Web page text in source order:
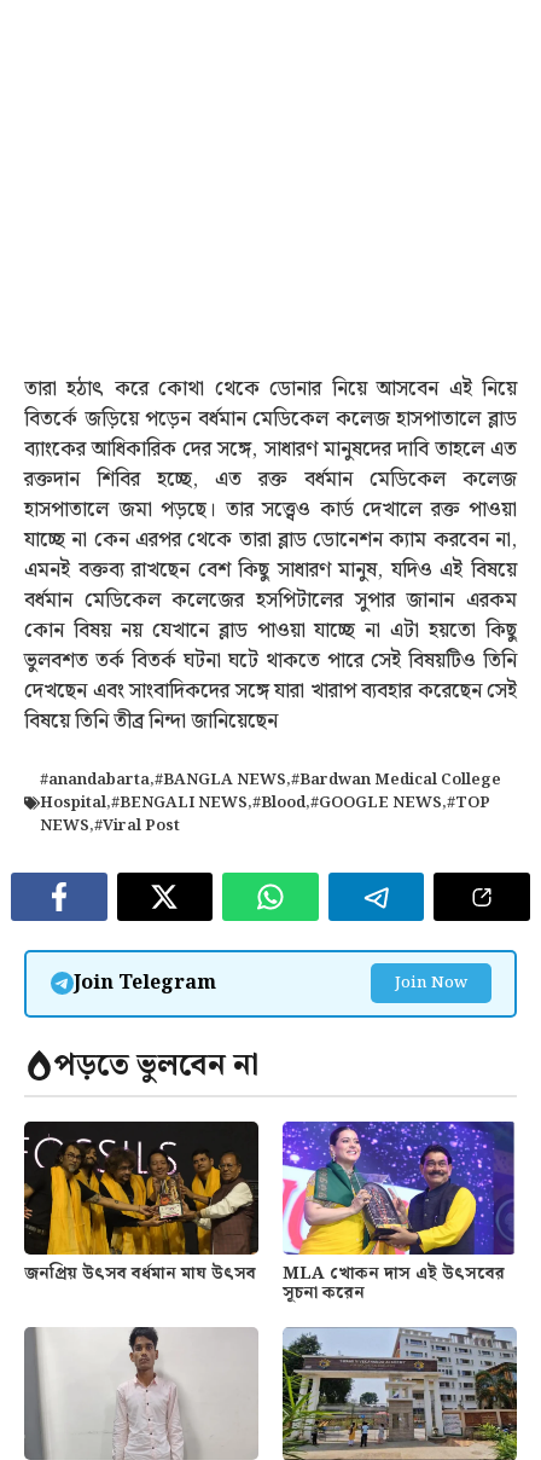
তারা হঠাৎ করে কোথা থেকে ডোনার নিয়ে আসবেন এই নিয়ে
বিতর্কে জড়িয়ে পড়েন বর্ধমান মেডিকেল কলেজ হাসপাতালে ব্লাড
ব্যাংকের আধিকারিক দের সঙ্গে, সাধারণ মানুষদের দাবি তাহলে এত
রক্তদান শিবির হচ্ছে, এত রক্ত বর্ধমান মেডিকেল কলেজ
হাসপাতালে জমা পড়ছে। তার সত্ত্বেও কার্ড দেখালে রক্ত পাওয়া
যাচ্ছে না কেন এরপর থেকে তারা ব্লাড ডোনেশন ক্যাম করবেন না,
এমনই বক্তব্য রাখছেন বেশ কিছু সাধারণ মানুষ, যদিও এই বিষয়ে
বর্ধমান মেডিকেল কলেজের হসপিটালের সুপার জানান এরকম
কোন বিষয় নয় যেখানে ব্লাড পাওয়া যাচ্ছে না এটা হয়তো কিছু
ভুলবশত তর্ক বিতর্ক ঘটনা ঘটে থাকতে পারে সেই বিষয়টিও তিনি
দেখছেন এবং সাংবাদিকদের সঙ্গে যারা খারাপ ব্যবহার করেছেন সেই
বিষয়ে তিনি তীব্র নিন্দা জানিয়েছেন
#anandabarta,#BANGLA NEWS,#Bardwan Medical College
Hospital,#BENGALI NEWS,#Blood,#GOOGLE NEWS,#TOP
NEWS,#Viral Post
Join Telegram Join Now
পড়তে ভুলবেন না
জনপ্রিয় উৎসব বর্ধমান মাঘ উৎসব MLA খোকন দাস এই উৎসবের
সূচনা করেন